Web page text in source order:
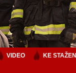
VIDEO KE STAŽENÍ